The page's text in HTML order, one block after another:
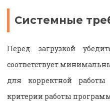
Системные
Перед загрузкой
соответствует
для корректной
критерии работы